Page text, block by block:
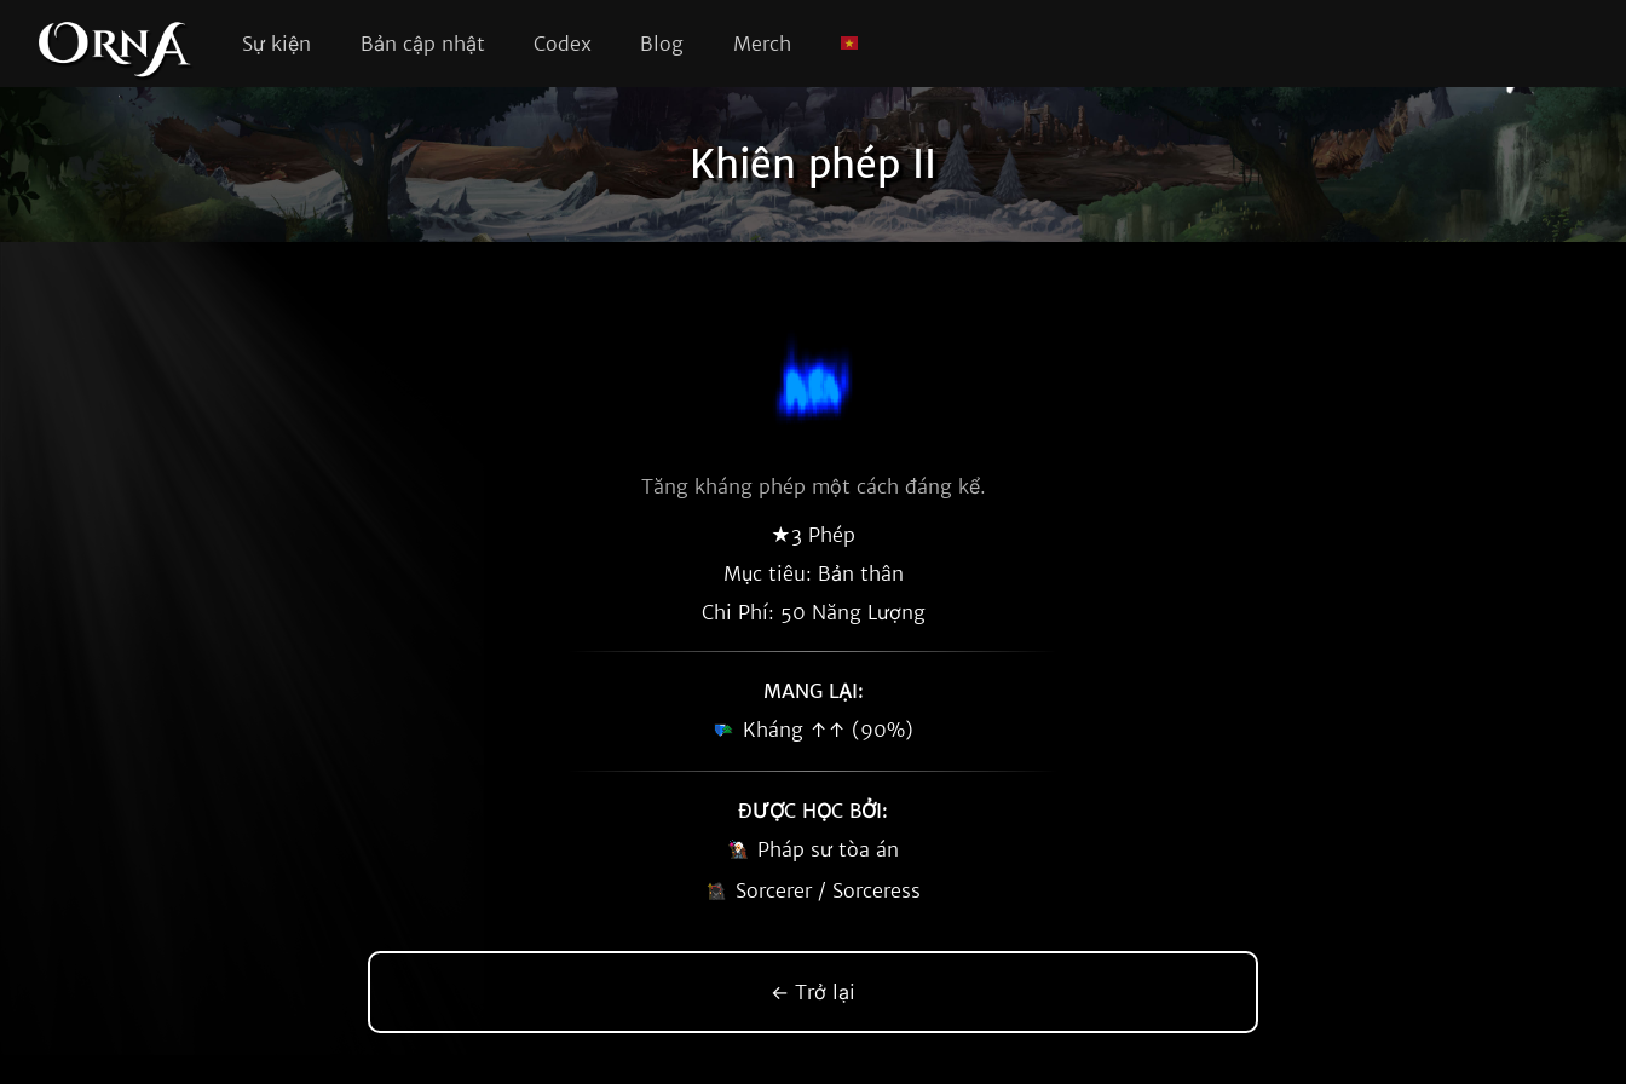
Sự kiện Bản cập nhật Codex Blog Merch
Khiên phép II
Tăng kháng phép một cách đáng kể.
★3 Phép
Mục tiêu: Bản thân
Chi Phí: 50 Năng Lượng
MANG LẠI:
Kháng ↑↑ (90%)
ĐƯỢC HỌC BỞI:
Pháp sư tòa án
Sorcerer / Sorceress
← Trở lại